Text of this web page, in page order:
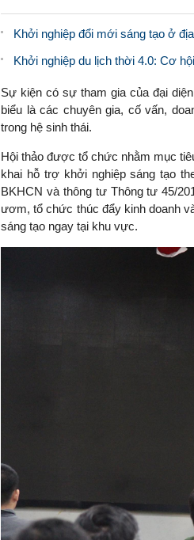
Khởi nghiệp đổi mới sáng tạo ở
Khởi nghiệp du lịch thời 4.0: Cơ
Sự kiện có sự tham gia của đại
biểu là các chuyên gia, cố vấn,
trong hệ sinh thái.
Hội thảo được tổ chức nhằm mục
khai hỗ trợ khởi nghiệp sáng tạo
BKHCN và thông tư Thông tư 45/
ươm, tổ chức thúc đẩy kinh doanh
sáng tạo ngay tại khu vực.